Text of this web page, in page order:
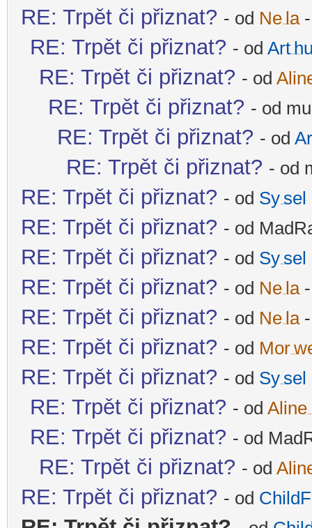
RE: Trpět či přiznat? - od Ne -diskusni-forum-
la-
RE: Trpět či přiznat? - od Art -diskusni-forum-
RE: Trpět či přiznat? - od
RE: Trpět či přiznat? - od
RE: Trpět či přiznat? - od
RE: Trpět či přiznat? - od
RE: Trpět či přiznat? - od Sy -diskusni-forum-
sel
RE: Trpět či přiznat? - od
RE: Trpět či přiznat? - od Sy -diskusni-forum-
sel
RE: Trpět či přiznat? - od Ne -diskusni-forum-
la-
RE: Trpět či přiznat? - od Ne -diskusni-forum-
la-
RE: Trpět či přiznat? - od Mor -diskusni-forum-
RE: Trpět či přiznat? - od Sy -diskusni-forum-
sel
RE: Trpět či přiznat? - od Aline -
RE: Trpět či přiznat? - od
RE: Trpět či přiznat? - od
RE: Trpět či přiznat? - od ChildF